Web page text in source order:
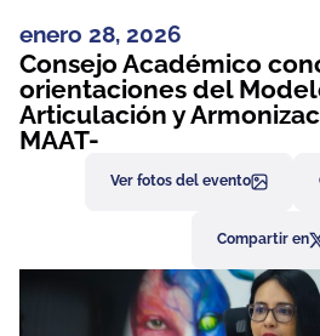
enero 28, 2026
Consejo Académico
orientaciones del
Articulación y
MAAT-
Ver fotos del evento
Compartir en